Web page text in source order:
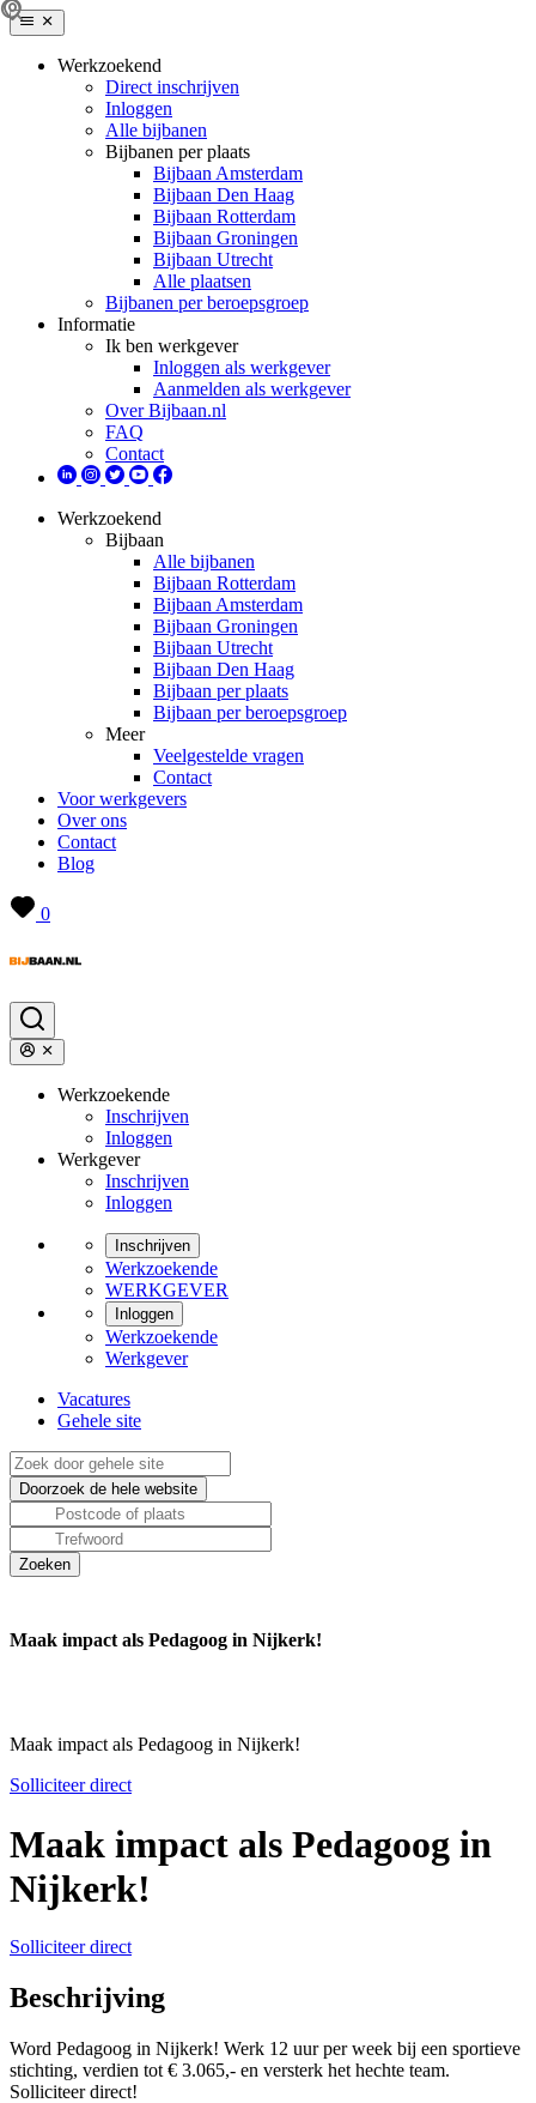
Werkzoekend
Direct inschrijven
Inloggen
Alle bijbanen
Bijbanen per plaats
Bijbaan Amsterdam
Bijbaan Den Haag
Bijbaan Rotterdam
Bijbaan Groningen
Bijbaan Utrecht
Alle plaatsen
Bijbanen per beroepsgroep
Informatie
Ik ben werkgever
Inloggen als werkgever
Aanmelden als werkgever
Over Bijbaan.nl
FAQ
Contact
Werkzoekend
Bijbaan
Alle bijbanen
Bijbaan Rotterdam
Bijbaan Amsterdam
Bijbaan Groningen
Bijbaan Utrecht
Bijbaan Den Haag
Bijbaan per plaats
Bijbaan per beroepsgroep
Meer
Veelgestelde vragen
Contact
Voor werkgevers
Over ons
Contact
Blog
0
Werkzoekende
Inschrijven
Inloggen
Werkgever
Inschrijven
Inloggen
Inschrijven
Werkzoekende
WERKGEVER
Inloggen
Werkzoekende
Werkgever
Vacatures
Gehele site
Maak impact als Pedagoog in Nijkerk!
Maak impact als Pedagoog in Nijkerk!
Solliciteer direct
Maak impact als Pedagoog in
Nijkerk!
Solliciteer direct
Beschrijving
Word Pedagoog in Nijkerk! Werk 12 uur per week bij een sportieve
stichting, verdien tot € 3.065,- en versterk het hechte team.
Solliciteer direct!